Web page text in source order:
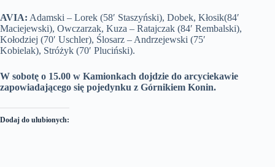
AVIA: Adamski – Lorek (58′ Staszyński), Dobek, Kłosik(84′
Maciejewski), Owczarzak, Kuza – Ratajczak (84′ Rembalski),
Kołodziej (70′ Uschler), Ślosarz – Andrzejewski (75′
Kobielak), Stróżyk (70′ Pluciński).
W sobotę o 15.00 w Kamionkach dojdzie do arcyciekawie
zapowiadającego się pojedynku z Górnikiem Konin.
Dodaj do ulubionych: